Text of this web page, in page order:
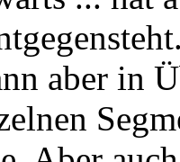
aber in